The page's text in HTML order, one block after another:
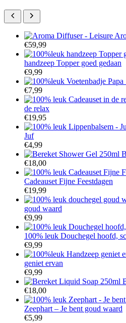
€59,99
handzeep Topper goed gedaan
€9,99
€7,99
de relax
€19,95
Juf
€4,99
€18,00
Cadeauset Fijne Feestdagen
€19,99
goud waard
€9,99
100% leuk Douchegel hoofd,
€9,99
geniet ervan
€9,99
€18,00
Zeephart – Je bent goud waard
€5,99